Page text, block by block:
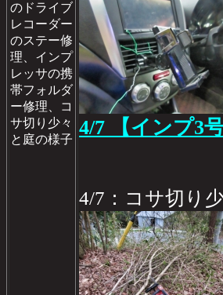
のドライブ
レコーダー
のステー修
理、インプ
レッサの携
帯フォルダ
ー修理、コ
サ切り少々
と庭の様子
4/7 【インプ3
4/7：コサ切り